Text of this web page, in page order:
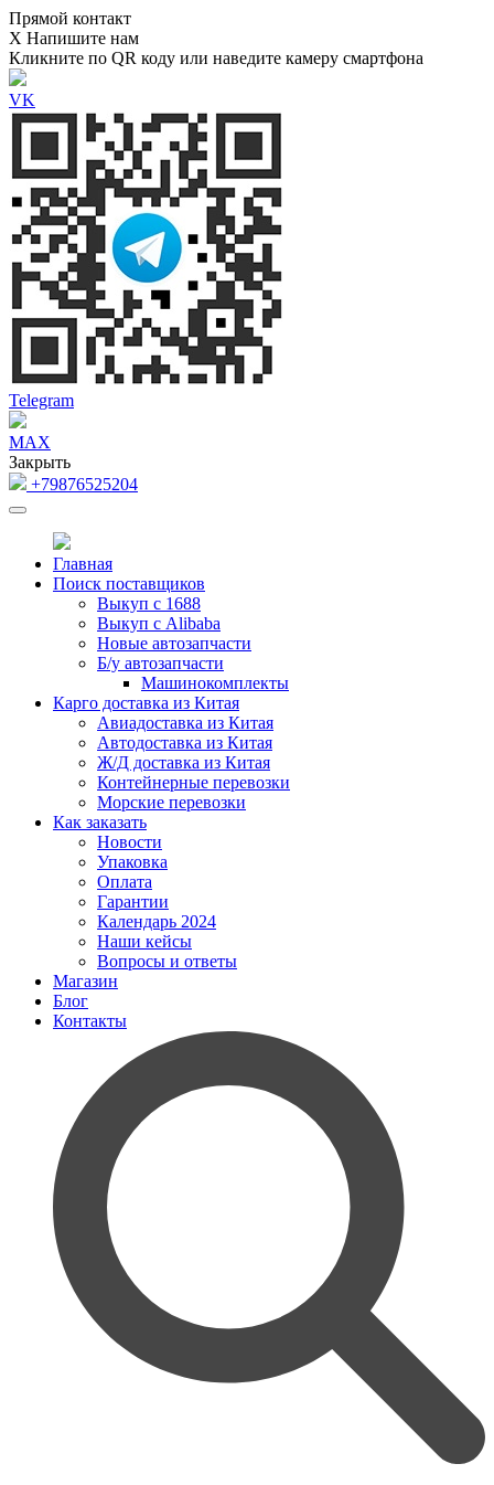
Прямой контакт
Х Напишите нам
Кликните по QR коду или наведите камеру смартфона
VK
Telegram
MAX
Закрыть
+79876525204
Главная
Поиск поставщиков
Выкуп с 1688
Выкуп с Alibaba
Новые автозапчасти
Б/у автозапчасти
Машинокомплекты
Карго доставка из Китая
Авиадоставка из Китая
Автодоставка из Китая
Ж/Д доставка из Китая
Контейнерные перевозки
Морские перевозки
Как заказать
Новости
Упаковка
Оплата
Гарантии
Календарь 2024
Наши кейсы
Вопросы и ответы
Магазин
Блог
Контакты